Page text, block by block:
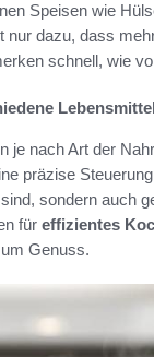
Speisen wie
dazu, dass
schnell, wie
Lebensmittel
je nach Art der
präzise
sondern auch
für effizientes
Genuss.